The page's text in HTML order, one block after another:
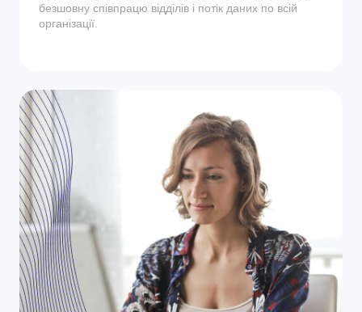
безшовну співпрацю відділів і потік даних по всій
організації.